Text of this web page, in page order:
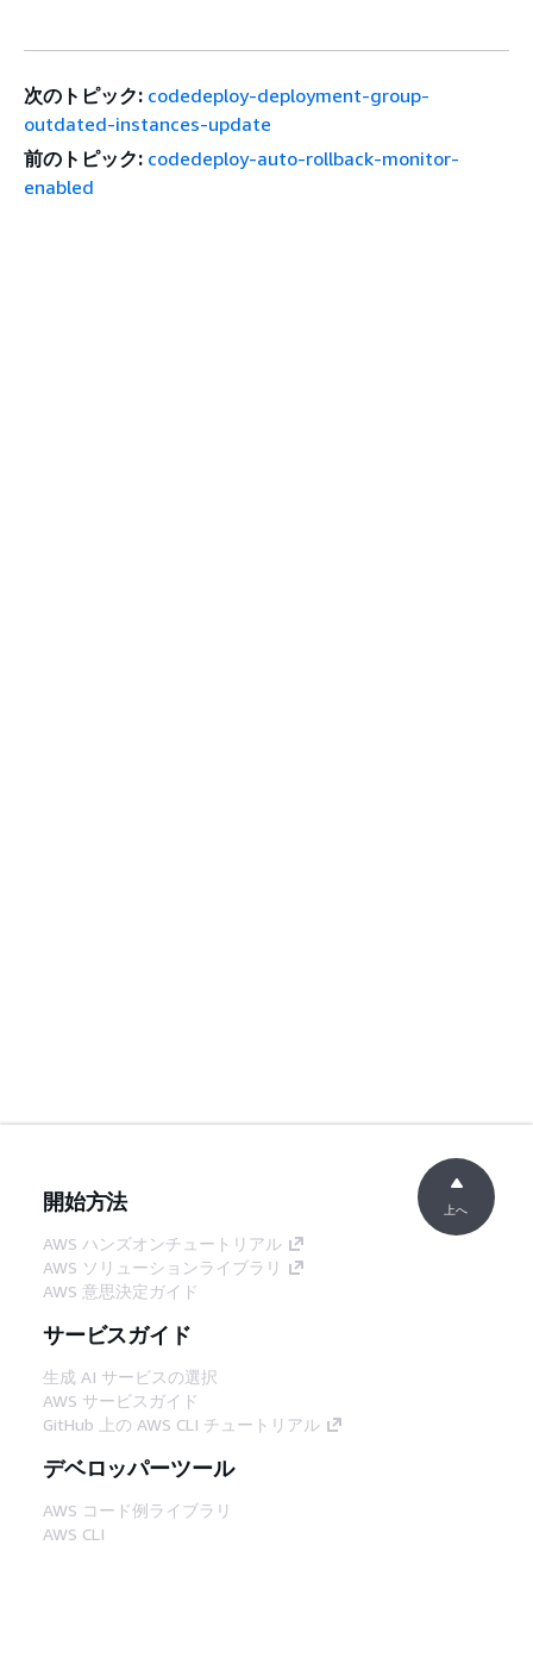
次のトピック: codedeploy-deployment-group-
outdated-instances-update
前のトピック: codedeploy-auto-rollback-monitor-
enabled
開始方法
AWS ハンズオンチュートリアル
AWS ソリューションライブラリ
AWS 意思決定ガイド
サービスガイド
生成 AI サービスの選択
AWS サービスガイド
GitHub 上の AWS CLI チュートリアル
デベロッパーツール
AWS コード例ライブラリ
AWS CLI
上へ